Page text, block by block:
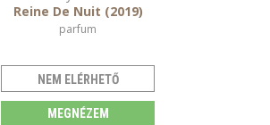
Reine De Nuit (2019)
parfum
NEM ELÉRHETŐ
MEGNÉZEM